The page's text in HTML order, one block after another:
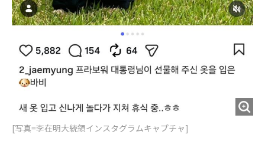
[写真=李在明大統領インスタグラムキャプチャ]